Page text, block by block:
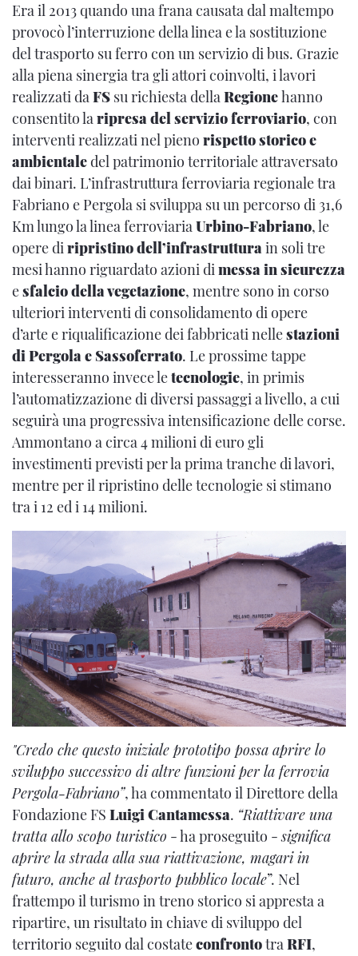
Era il 2013 quando una frana causata dal maltempo
provocò l’interruzione della linea e la sostituzione
del trasporto su ferro con un servizio di bus. Grazie
alla piena sinergia tra gli attori coinvolti, i lavori
realizzati daFS su richiesta dellaRegionehanno
consentito laripresa del servizio ferroviario, con
interventi realizzati nel pieno rispetto storico e
ambientaledel patrimonio territoriale attraversato
dai binari. L’infrastruttura ferroviaria regionale tra
Fabriano e Pergola si sviluppa su un percorso di 31,6
Km lungo la linea ferroviariaUrbino-Fabriano, le
opere diripristino dell’infrastrutturain soli tre
mesi hanno riguardato azioni dimessa in sicurezza
esfalcio della vegetazione, mentre sono in corso
ulteriori interventi di consolidamento di opere
d’arte e riqualificazione dei fabbricati nellestazioni
di Pergola e Sassoferrato. Le prossime tappe
interesseranno invece letecnologie, in primis
l’automatizzazione di diversi passaggi a livello, a cui
seguirà una progressiva intensificazione delle corse.
Ammontano a circa 4 milioni di euro gli
investimenti previsti per la prima tranche di lavori,
mentre per il ripristino delle tecnologie si stimano
tra i 12 ed i 14 milioni.
"Credo che questo iniziale prototipo possa aprire lo
sviluppo successivo di altre funzioni per la ferrovia
Pergola-Fabriano”, ha commentato il Direttore della
Fondazione FS Luigi Cantamessa. “Riattivare una
tratta allo scopo turistico - ha proseguito -significa
aprire la strada alla sua riattivazione, magari in
futuro, anche al trasporto pubblico locale”. Nel
frattempo il turismo in treno storico si appresta a
ripartire, un risultato in chiave di sviluppo del
territorio seguito dal costateconfrontotraRFI,